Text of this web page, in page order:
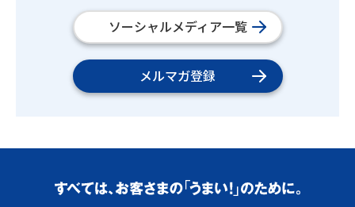
ソーシャルメディア一覧
メルマガ登録